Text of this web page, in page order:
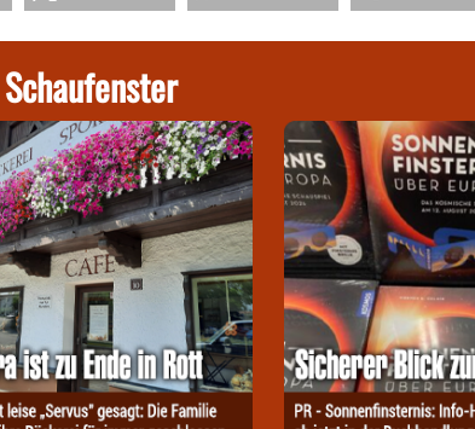
Schaufenster